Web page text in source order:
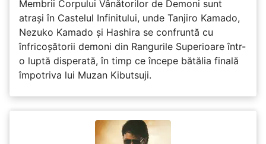
Membrii Corpului Vânătorilor de Demoni sunt
atrași în Castelul Infinitului, unde Tanjiro Kamado,
Nezuko Kamado și Hashira se confruntă cu
înfricoșătorii demoni din Rangurile Superioare într-
o luptă disperată, în timp ce începe bătălia finală
împotriva lui Muzan Kibutsuji.